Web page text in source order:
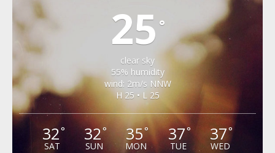
25 °
clear sky
55% humidity
wind: 2m/s NNW
H 25 • L 25
32°
SAT
32°
SUN
35°
MON
37°
TUE
37°
WED